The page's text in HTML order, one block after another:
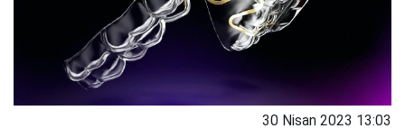
30 Nisan 2023 13:03